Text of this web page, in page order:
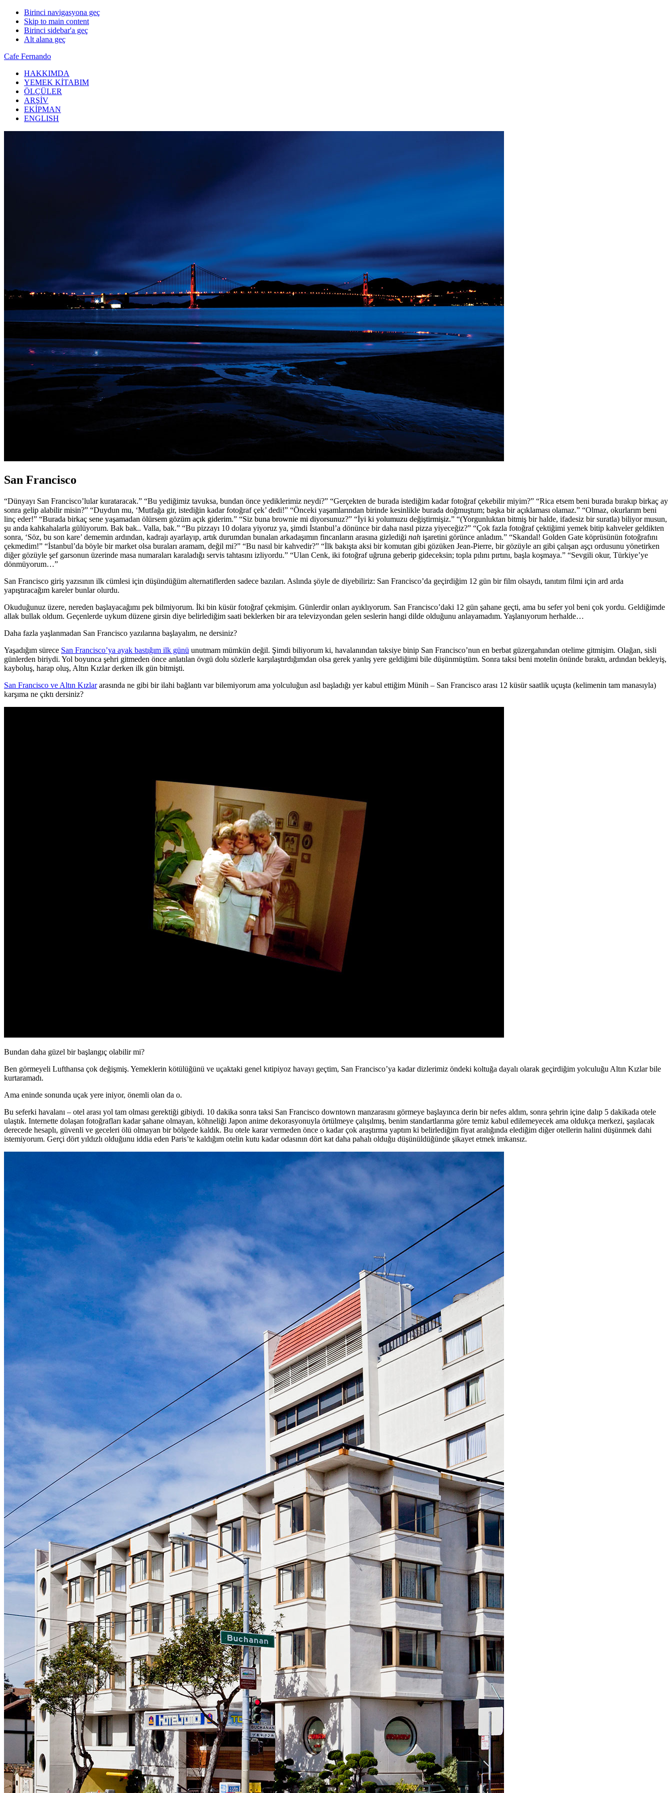
Birinci navigasyona geç
Skip to main content
Birinci sidebar'a geç
Alt alana geç
Cafe Fernando
HAKKIMDA
YEMEK KİTABIM
ÖLÇÜLER
ARŞİV
EKİPMAN
ENGLISH
San Francisco
“Dünyayı San Francisco’lular kurataracak.” “Bu yediğimiz tavuksa, bundan önce yediklerimiz neydi?” “Gerçekten de burada istediğim kadar fotoğraf çekebilir miyim?” “Rica etsem beni burada bırakıp birkaç ay
sonra gelip alabilir misin?” “Duydun mu, ‘Mutfağa gir, istediğin kadar fotoğraf çek’ dedi!” “Önceki yaşamlarından birinde kesinlikle burada doğmuştum; başka bir açıklaması olamaz.” “Olmaz, okurlarım beni
linç eder!” “Burada birkaç sene yaşamadan ölürsem gözüm açık giderim.” “Siz buna brownie mi diyorsunuz?” “İyi ki yolumuzu değiştirmişiz.” “(Yorgunluktan bitmiş bir halde, ifadesiz bir suratla) biliyor musun,
şu anda kahkahalarla gülüyorum. Bak bak.. Valla, bak.” “Bu pizzayı 10 dolara yiyoruz ya, şimdi İstanbul’a dönünce bir daha nasıl pizza yiyeceğiz?” “Çok fazla fotoğraf çektiğimi yemek bitip kahveler geldikten
sonra, ‘Söz, bu son kare’ dememin ardından, kadrajı ayarlayıp, artık durumdan bunalan arkadaşımın fincanların arasına gizlediği nah işaretini görünce anladım.” “Skandal! Golden Gate köprüsünün fotoğrafını
çekmedim!” “İstanbul’da böyle bir market olsa buraları aramam, değil mi?” “Bu nasıl bir kahvedir?” “İlk bakışta aksi bir komutan gibi gözüken Jean-Pierre, bir gözüyle arı gibi çalışan aşçı ordusunu yönetirken
diğer gözüyle şef garsonun üzerinde masa numaraları karaladığı servis tahtasını izliyordu.” “Ulan Cenk, iki fotoğraf uğruna geberip gideceksin; topla pılını pırtını, başla koşmaya.” “Sevgili okur, Türkiye’ye
dönmüyorum…”
San Francisco giriş yazısının ilk cümlesi için düşündüğüm alternatiflerden sadece bazıları. Aslında şöyle de diyebiliriz: San Francisco’da geçirdiğim 12 gün bir film olsaydı, tanıtım filmi için ard arda
yapıştıracağım kareler bunlar olurdu.
Okuduğunuz üzere, nereden başlayacağımı pek bilmiyorum. İki bin küsür fotoğraf çekmişim. Günlerdir onları ayıklıyorum. San Francisco’daki 12 gün şahane geçti, ama bu sefer yol beni çok yordu. Geldiğimde
allak bullak oldum. Geçenlerde uykum düzene girsin diye belirlediğim saati beklerken bir ara televizyondan gelen seslerin hangi dilde olduğunu anlayamadım. Yaşlanıyorum herhalde…
Daha fazla yaşlanmadan San Francisco yazılarına başlayalım, ne dersiniz?
Yaşadığım sürece San Francisco’ya ayak bastığım ilk günü unutmam mümkün değil. Şimdi biliyorum ki, havalanından taksiye binip San Francisco’nun en berbat güzergahından otelime gitmişim. Olağan, sisli
günlerden biriydi. Yol boyunca şehri gitmeden önce anlatılan övgü dolu sözlerle karşılaştırdığımdan olsa gerek yanlış yere geldiğimi bile düşünmüştüm. Sonra taksi beni motelin önünde bıraktı, ardından bekleyiş,
kayboluş, harap oluş, Altın Kızlar derken ilk gün bitmişti.
San Francisco ve Altın Kızlararasında ne gibi bir ilahi bağlantı var bilemiyorum ama yolculuğun asıl başladığı yer kabul ettiğim Münih – San Francisco arası 12 küsür saatlik uçuşta (kelimenin tam manasıyla)
karşıma ne çıktı dersiniz?
Bundan daha güzel bir başlangıç olabilir mi?
Ben görmeyeli Lufthansa çok değişmiş. Yemeklerin kötülüğünü ve uçaktaki genel kıtipiyoz havayı geçtim, San Francisco’ya kadar dizlerimiz öndeki koltuğa dayalı olarak geçirdiğim yolculuğu Altın Kızlar bile
kurtaramadı.
Ama eninde sonunda uçak yere iniyor, önemli olan da o.
Bu seferki havalanı – otel arası yol tam olması gerektiği gibiydi. 10 dakika sonra taksi San Francisco downtown manzarasını görmeye başlayınca derin bir nefes aldım, sonra şehrin içine dalıp 5 dakikada otele
ulaştık. Internette dolaşan fotoğrafları kadar şahane olmayan, köhneliği Japon anime dekorasyonuyla örtülmeye çalışılmış, benim standartlarıma göre temiz kabul edilemeyecek ama oldukça merkezi, şaşılacak
derecede hesaplı, güvenli ve geceleri ölü olmayan bir bölgede kaldık. Bu otele karar vermeden önce o kadar çok araştırma yaptım ki belirlediğim fiyat aralığında elediğim diğer otellerin halini düşünmek dahi
istemiyorum. Gerçi dört yıldızlı olduğunu iddia eden Paris’te kaldığım otelin kutu kadar odasının dört kat daha pahalı olduğu düşünüldüğünde şikayet etmek imkansız.